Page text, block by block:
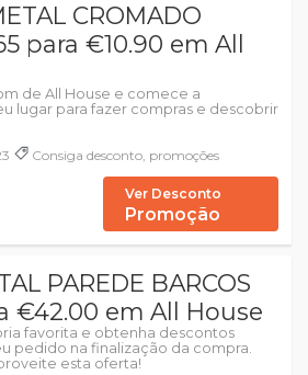
CROMADO
para €10.90 em All
de All House e comece a
lugar para fazer compras e descobrir
Consiga desconto, promoções
Ver Desconto
Promoção
PAREDE BARCOS
€42.00 em All House
favorita e obtenha descontos
pedido na finalização da compra.
esta oferta!